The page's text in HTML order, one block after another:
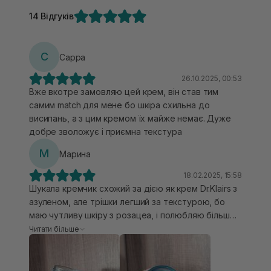
14 Відгуків
С Сарра
26.10.2025, 00:53
Вже вкотре замовляю цей крем, він став тим
самим match для мене бо шкіра схильна до
висипань, а з цим кремом їх майже немає. Дуже
добре зволожує і приємна текстура
М Марина
18.02.2025, 15:58
Шукала кремчик схожий за дією як крем Dr.Klairs з
азуленом, але трішки легший за текстурою, бо
маю чутливу шкіру з розацеа, і полюбляю більш
легші текстури) зупинилась на цьому кремі 🫶🏻
заспокоює, чудовий варіант після використання
Читати більше